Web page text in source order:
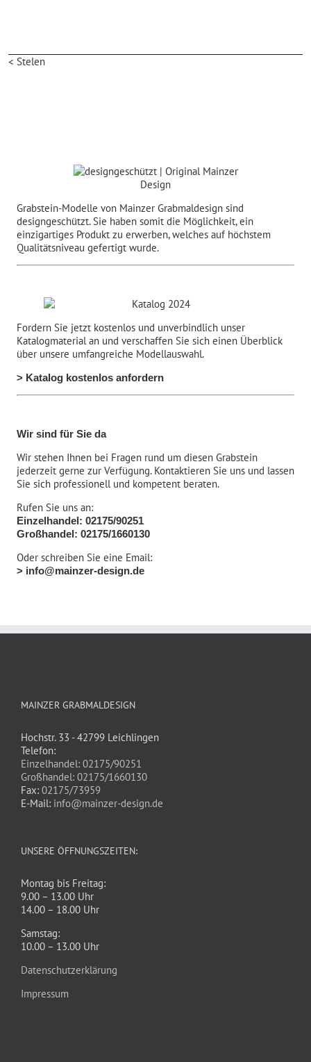
< Stelen
Grabstein-Modelle von Mainzer Grabmaldesign sind
designgeschützt. Sie haben somit die Möglichkeit, ein
einzigartiges Produkt zu erwerben, welches auf höchstem
Qualitätsniveau gefertigt wurde.
Fordern Sie jetzt kostenlos und unverbindlich unser
Katalogmaterial an und verschaffen Sie sich einen Überblick
über unsere umfangreiche Modellauswahl.
> Katalog kostenlos anfordern
Wir sind für Sie da
Wir stehen Ihnen bei Fragen rund um diesen Grabstein
jederzeit gerne zur Verfügung. Kontaktieren Sie uns und lassen
Sie sich professionell und kompetent beraten.
Rufen Sie uns an:
Einzelhandel: 02175/90251
Großhandel: 02175/1660130
Oder schreiben Sie eine Email:
> info@mainzer-design.de
MAINZER GRABMALDESIGN
Hochstr. 33 - 42799 Leichlingen
Telefon:
Einzelhandel: 02175/90251
Großhandel: 02175/1660130
Fax: 02175/73959
E-Mail: info@mainzer-design.de
UNSERE ÖFFNUNGSZEITEN:
Montag bis Freitag:
9.00 – 13.00 Uhr
14.00 – 18.00 Uhr
Samstag:
10.00 – 13.00 Uhr
Datenschutzerklärung
Impressum